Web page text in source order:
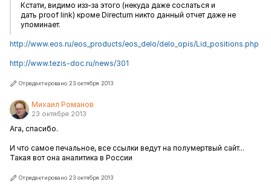
Кстати, видимо изз-за этого (некуда даже сослаться и
дать proof link) кроме Directum никто данный отчет даже не
упоминает.
http://www.eos.ru/eos_products/eos_delo/delo_opis/Lid_positions.php
http://www.tezis-doc.ru/news/301
Отредактировано 23 октября 2013
Михаил Романов
23 октября 2013
Ага, спасибо.
И что самое печальное, все ссылки ведут на полумертвый сайт...
Такая вот она аналитика в России
Отредактировано 23 октября 2013